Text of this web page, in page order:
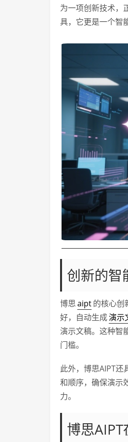
为一项创新技术，
具，它更是一个智
创新的智
博思aipt的核心创
好，自动生成演示
演示文稿。这种智
门槛。
此外，博思AIPT
和顺序，确保演示
力。
博思